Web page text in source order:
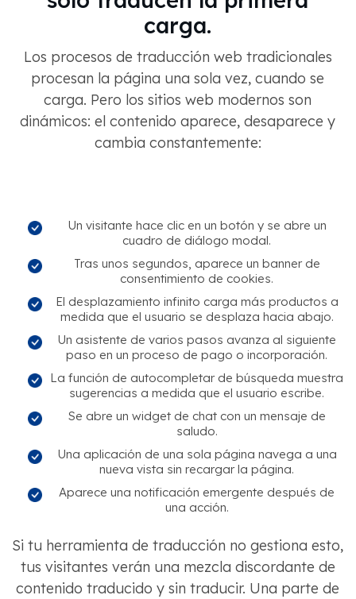
carga.
Los procesos de traducción web tradicionales
procesan la página una sola vez, cuando se
carga. Pero los sitios web modernos son
dinámicos: el contenido aparece, desaparece y
cambia constantemente:
Un visitante hace clic en un botón y se abre un
cuadro de diálogo modal.
Tras unos segundos, aparece un banner de
consentimiento de cookies.
El desplazamiento infinito carga más productos a
medida que el usuario se desplaza hacia abajo.
Un asistente de varios pasos avanza al siguiente
paso en un proceso de pago o incorporación.
La función de autocompletar de búsqueda muestra
sugerencias a medida que el usuario escribe.
Se abre un widget de chat con un mensaje de
saludo.
Una aplicación de una sola página navega a una
nueva vista sin recargar la página.
Aparece una notificación emergente después de
una acción.
Si tu herramienta de traducción no gestiona esto,
tus visitantes verán una mezcla discordante de
contenido traducido y sin traducir. Una parte de